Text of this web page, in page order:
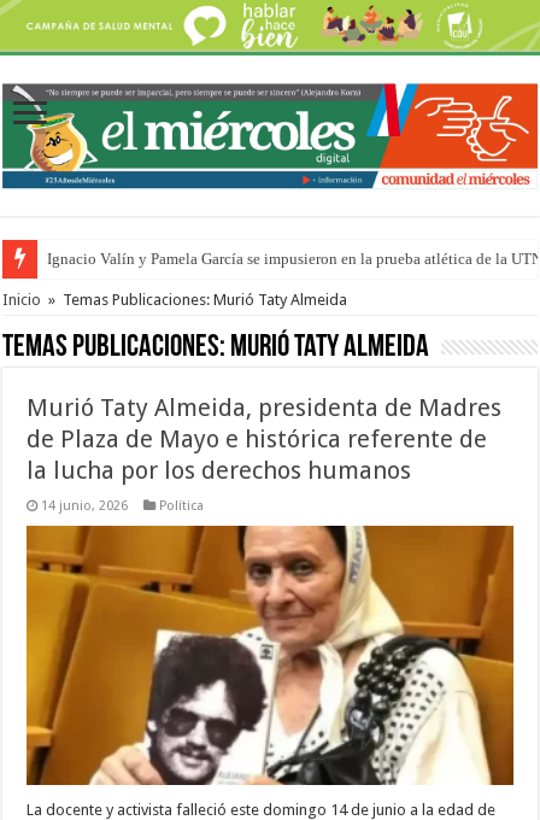
Ignacio Valín y Pamela García se impusieron en la prueba atlética de la
Traigo el litoral en mi canción: 100 años de Aníbal Sampayo
Inicio » Temas Publicaciones: Murió Taty Almeida
Temas Publicaciones: Murió Taty Almeida
Murió Taty Almeida, presidenta de Madres
de Plaza de Mayo e histórica referente de
la lucha por los derechos humanos
14 junio, 2026 Política
La docente y activista falleció este domingo 14 de junio a la edad de